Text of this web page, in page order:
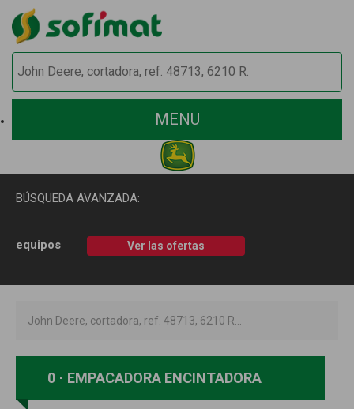
MENU
BÚSQUEDA AVANZADA:
equipos Ver las ofertas
0 EMPACADORA ENCINTADORA